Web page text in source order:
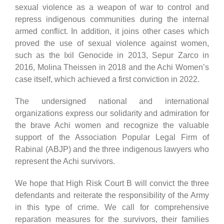
sexual violence as a weapon of war to control and
repress indigenous communities during the internal
armed conflict. In addition, it joins other cases which
proved the use of sexual violence against women,
such as the Ixil Genocide in 2013, Sepur Zarco in
2016, Molina Theissen in 2018 and the Achi Women’s
case itself, which achieved a first conviction in 2022.
The undersigned national and international
organizations express our solidarity and admiration for
the brave Achi women and recognize the valuable
support of the Association Popular Legal Firm of
Rabinal (ABJP) and the three indigenous lawyers who
represent the Achi survivors.
We hope that High Risk Court B will convict the three
defendants and reiterate the responsibility of the Army
in this type of crime. We call for comprehensive
reparation measures for the survivors, their families